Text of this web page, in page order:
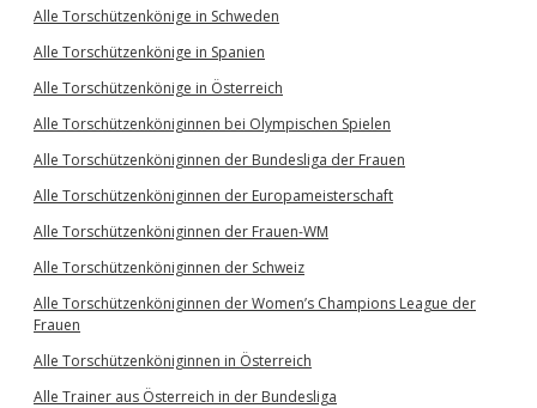
Alle Torschützenkönige in Schweden
Alle Torschützenkönige in Spanien
Alle Torschützenkönige in Österreich
Alle Torschützenköniginnen bei Olympischen Spielen
Alle Torschützenköniginnen der Bundesliga der Frauen
Alle Torschützenköniginnen der Europameisterschaft
Alle Torschützenköniginnen der Frauen-WM
Alle Torschützenköniginnen der Schweiz
Alle Torschützenköniginnen der Women’s Champions League der
Frauen
Alle Torschützenköniginnen in Österreich
Alle Trainer aus Österreich in der Bundesliga